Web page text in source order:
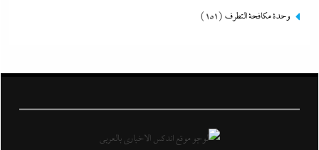
وحدة مكافحة التطرف (151)